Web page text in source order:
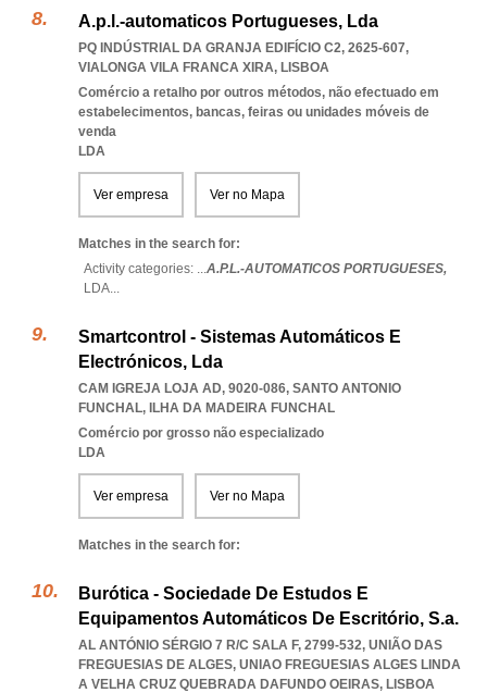
A.p.l.-automaticos Portugueses, Lda
PQ INDÚSTRIAL DA GRANJA EDIFÍCIO C2, 2625-607,
VIALONGA VILA FRANCA XIRA, LISBOA
Comércio a retalho por outros métodos, não efectuado em
estabelecimentos, bancas, feiras ou unidades móveis de
venda
LDA
Ver empresa Ver no Mapa
Matches in the search for:
Activity categories: ...A.P.L.-AUTOMATICOS PORTUGUESES,
LDA...
Smartcontrol - Sistemas Automáticos E
Electrónicos, Lda
CAM IGREJA LOJA AD, 9020-086, SANTO ANTONIO
FUNCHAL, ILHA DA MADEIRA FUNCHAL
Comércio por grosso não especializado
LDA
Ver empresa Ver no Mapa
Matches in the search for:
Burótica - Sociedade De Estudos E
Equipamentos Automáticos De Escritório, S.a.
AL ANTÓNIO SÉRGIO 7 R/C SALA F, 2799-532, UNIÃO DAS
FREGUESIAS DE ALGES, UNIAO FREGUESIAS ALGES LINDA
A VELHA CRUZ QUEBRADA DAFUNDO OEIRAS, LISBOA